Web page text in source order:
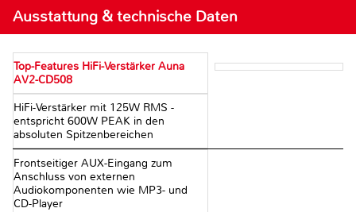
Ausstattung & technische Daten
Top-Features HiFi-Verstärker Auna
AV2-CD508
HiFi-Verstärker mit 125W RMS -
entspricht 600W PEAK in den
absoluten Spitzenbereichen
Frontseitiger AUX-Eingang zum
Anschluss von externen
Audiokomponenten wie MP3- und
CD-Player